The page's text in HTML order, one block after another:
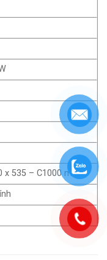
x 535 – C1000 mm